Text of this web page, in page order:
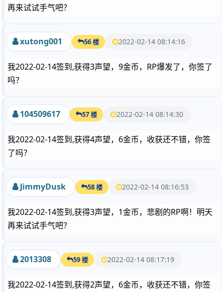
再来试试手气吧？
xutong001 56 楼 2022-02-14 08:14:16
我2022-02-14签到,获得3声望，9金币，RP爆发了，你签了
吗？
104509617 57 楼 2022-02-14 08:14:30
我2022-02-14签到,获得4声望，6金币，收获还不错，你签
了吗？
JimmyDusk 58 楼 2022-02-14 08:16:53
我2022-02-14签到,获得3声望，1金币，悲剧的RP啊！明天
再来试试手气吧？
2013308 59 楼 2022-02-14 08:17:19
我2022-02-14签到,获得2声望，6金币，收获还不错，你签